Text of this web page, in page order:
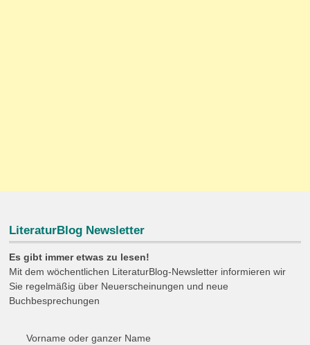
LiteraturBlog Newsletter
Es gibt immer etwas zu lesen!
Mit dem wöchentlichen LiteraturBlog-Newsletter informieren wir
Sie regelmäßig über Neuerscheinungen und neue
Buchbesprechungen
Vorname oder ganzer Name